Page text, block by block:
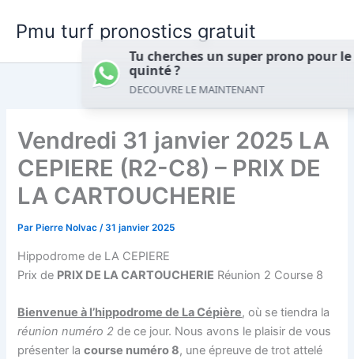
Pmu turf pronostics gratuit
Vendredi 31 janvier 2025 LA
CEPIERE (R2-C8) – PRIX DE
LA CARTOUCHERIE
Par Pierre Nolvac/31 janvier 2025
Hippodrome de LA CEPIERE
Prix de PRIX DE LA CARTOUCHERIE Réunion 2 Course 8
Bienvenue à l’hippodrome de La Cépière, où se tiendra la
réunion numéro 2 de ce jour. Nous avons le plaisir de vous
présenter lacourse numéro 8, une épreuve de trot attelé
Tu cherches un super prono pour le
quinté ?
now
DECOUVRE LE MAINTENANT